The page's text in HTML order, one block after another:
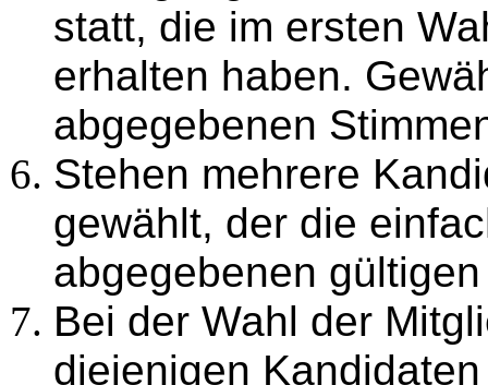
statt, die im ersten
erhalten haben.
abgegebenen
Stehen mehrere
gewählt, der die
abgegebenen
Bei der Wahl der
diejenigen